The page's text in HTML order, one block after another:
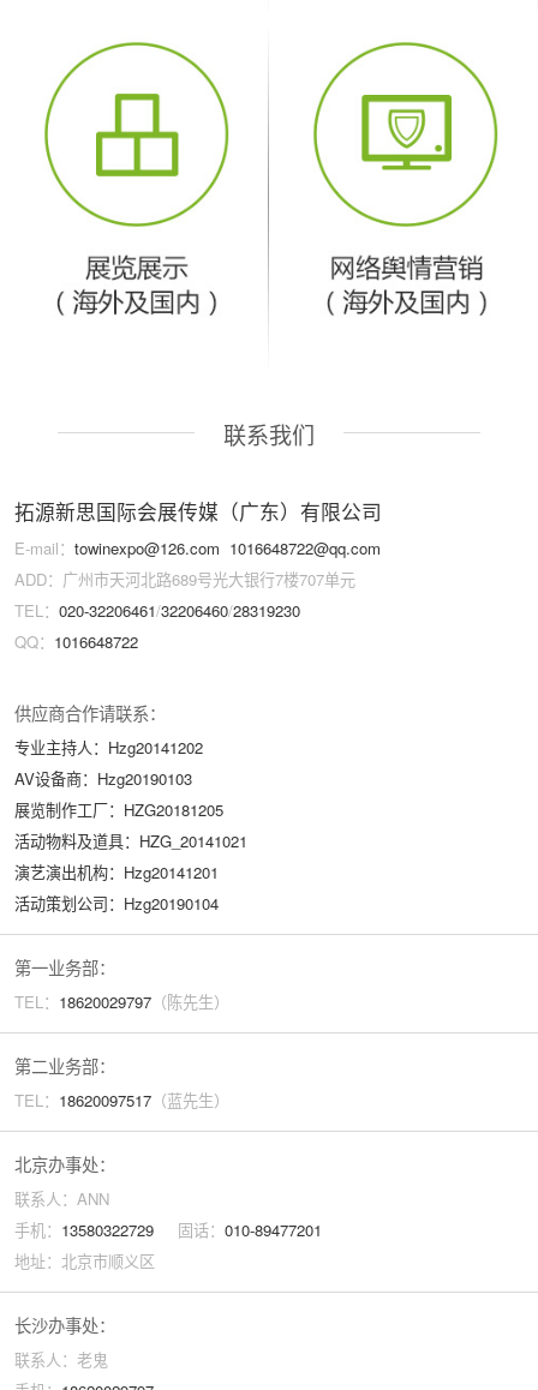
联系我们
拓源新思国际会展传媒（广东）有限公司
E-mail： towinexpo@126.com 1016648722@qq.com
ADD：广州市天河北路689号光大银行7楼707单元
TEL： 020-32206461/32206460/28319230
QQ： 1016648722
供应商合作请联系：
专业主持人：Hzg20141202
AV设备商：Hzg20190103
展览制作工厂：HZG20181205
活动物料及道具：HZG_20141021
演艺演出机构：Hzg20141201
活动策划公司：Hzg20190104
第一业务部：
TEL： 18620029797（陈先生）
第二业务部：
TEL： 18620097517（蓝先生）
北京办事处：
联系人：ANN
手机： 13580322729固话： 010-89477201
地址：北京市顺义区
长沙办事处：
联系人：老鬼